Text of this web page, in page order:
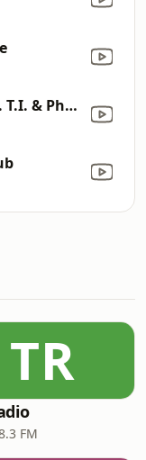
Blurred Lines (feat. T.I. & Pharrell)
TR
FM